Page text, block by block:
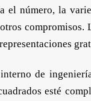
el número, la
compromisos.
de
esté